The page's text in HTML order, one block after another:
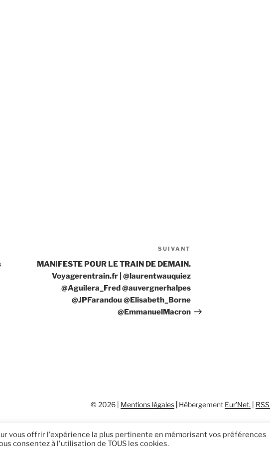
SUIVANT
MANIFESTE POUR LE TRAIN DE DEMAIN.
Voyagerentrain.fr | @laurentwauquiez
@Aguilera_Fred @auvergnerhalpes
@JPFarandou @Elisabeth_Borne
@EmmanuelMacron
© 2026 | Mentions légales | Hébergement Eur’Net. RSS
vous offrir l'expérience la plus pertinente en mémorisant vos préférences
consentez à l'utilisation de TOUS les cookies.